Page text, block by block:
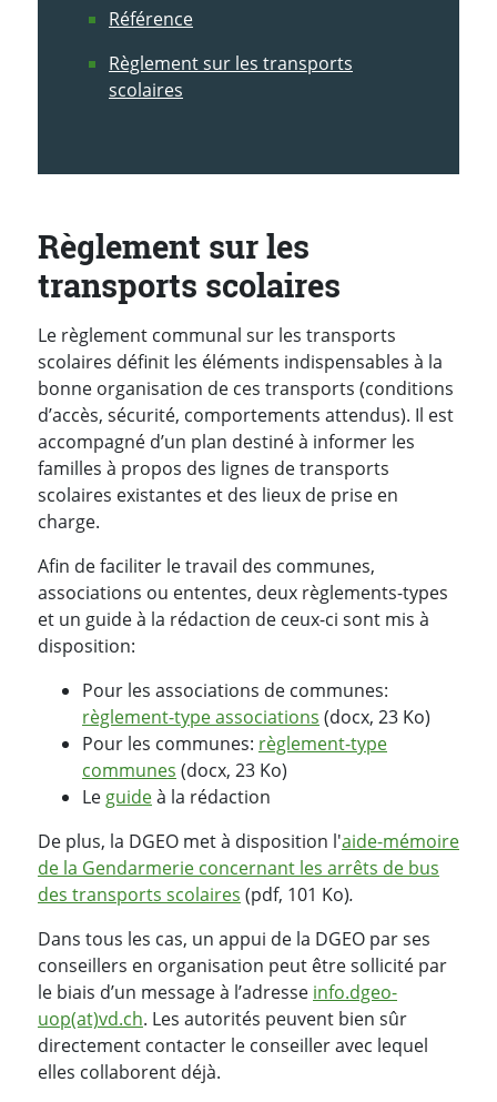
Référence
Règlement sur les transports
scolaires
Règlement sur les
transports scolaires
Le règlement communal sur les transports
scolaires définit les éléments indispensables à la
bonne organisation de ces transports (conditions
d’accès, sécurité, comportements attendus). Il est
accompagné d’un plan destiné à informer les
familles à propos des lignes de transports
scolaires existantes et des lieux de prise en
charge.
Afin de faciliter le travail des communes,
associations ou ententes, deux règlements-types
et un guide à la rédaction de ceux-ci sont mis à
disposition:
Pour les associations de communes:
règlement-type associations (docx, 23 Ko)
Pour les communes: règlement-type
communes (docx, 23 Ko)
Le guideà la rédaction
De plus, la DGEO met à disposition l'aide-mémoire
de la Gendarmerie concernant les arrêts de bus
des transports scolaires (pdf, 101 Ko).
Dans tous les cas, un appui de la DGEO par ses
conseillers en organisation peut être sollicité par
le biais d’un message à l’adresse info.dgeo-
uop(at)vd.ch. Les autorités peuvent bien sûr
directement contacter le conseiller avec lequel
elles collaborent déjà.